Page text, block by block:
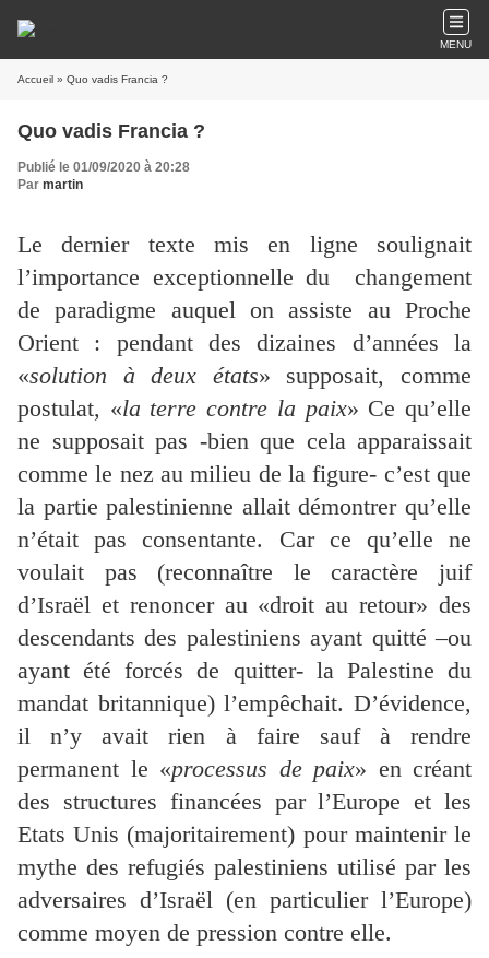
MENU
Accueil » Quo vadis Francia ?
Quo vadis Francia ?
Publié le 01/09/2020 à 20:28
Par martin
Le dernier texte mis en ligne soulignait
l’importance exceptionnelle du changement
de paradigme auquel on assiste au Proche
Orient : pendant des dizaines d’années la
«solution à deux états» supposait, comme
postulat, «la terre contre la paix» Ce qu’elle
ne supposait pas -bien que cela apparaissait
comme le nez au milieu de la figure- c’est que
la partie palestinienne allait démontrer qu’elle
n’était pas consentante. Car ce qu’elle ne
voulait pas (reconnaître le caractère juif
d’Israël et renoncer au «droit au retour» des
descendants des palestiniens ayant quitté –ou
ayant été forcés de quitter- la Palestine du
mandat britannique) l’empêchait. D’évidence,
il n’y avait rien à faire sauf à rendre
permanent le «processus de paix» en créant
des structures financées par l’Europe et les
Etats Unis (majoritairement) pour maintenir le
mythe des refugiés palestiniens utilisé par les
adversaires d’Israël (en particulier l’Europe)
comme moyen de pression contre elle.